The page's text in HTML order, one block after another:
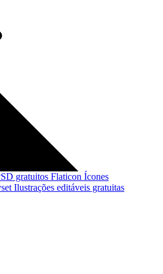
gratuitos Flaticon Ícones
Ilustrações editáveis gratuitas